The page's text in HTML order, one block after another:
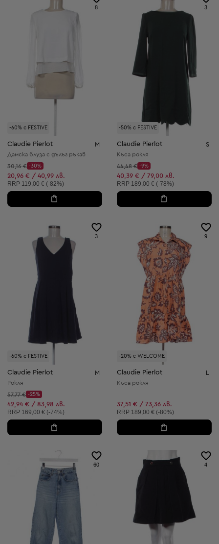
-60% с FESTIVE
8
Claudie Pierlot M
Дамска блуза с дълъг ръкав
Начална цена:
30,16 €
Discount Price:
-30%
Намалена цена:
20,96 € / 40,99 лв.
Препоръчителна цена:
RRP 119,00 € (-82%)
-50% с FESTIVE
3
Claudie Pierlot S
Къса рокля
Начална цена:
44,48 €
Discount Price:
-9%
Намалена цена:
40,39 € / 79,00 лв.
Препоръчителна цена:
RRP 189,00 € (-78%)
-60% с FESTIVE
3
Claudie Pierlot M
Рокля
Начална цена:
57,77 €
Discount Price:
-25%
Намалена цена:
42,94 € / 83,98 лв.
Препоръчителна цена:
RRP 169,00 € (-74%)
-20% с WELCOME
9
Claudie Pierlot L
Къса рокля
37,51 € / 73,36 лв.
Препоръчителна цена:
RRP 189,00 € (-80%)
60 4